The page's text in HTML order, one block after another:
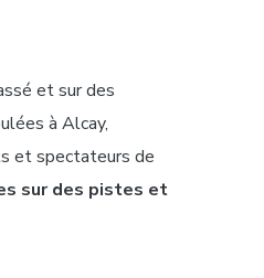
et sur des
à Alcay,
et spectateurs de
sur des pistes et